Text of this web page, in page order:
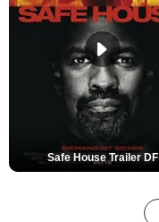
Safe House Trailer DF